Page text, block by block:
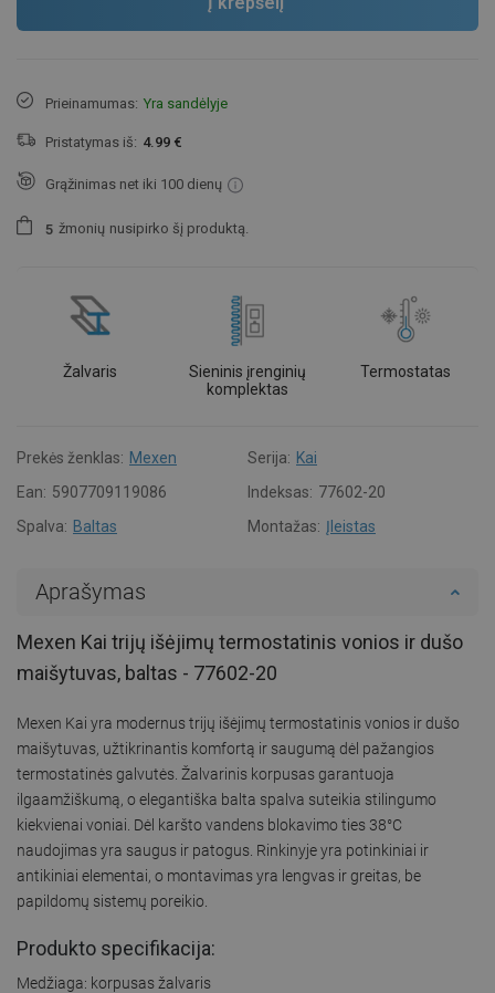
Prieinamumas: Yra sandėlyje
Pristatymas iš: 4.99 €
Grąžinimas net iki 100 dienų
5 žmonių nusipirko šį produktą.
Žalvaris
Sieninis įrenginių
komplektas
Termostatas
Prekės ženklas: Mexen Serija: Kai
Ean: 5907709119086 Indeksas: 77602-20
Spalva: Baltas Montažas: Įleistas
Aprašymas
Mexen Kai trijų išėjimų termostatinis vonios ir dušo
maišytuvas, baltas - 77602-20
Mexen Kai yra modernus trijų išėjimų termostatinis vonios ir dušo
maišytuvas, užtikrinantis komfortą ir saugumą dėl pažangios
termostatinės galvutės. Žalvarinis korpusas garantuoja
ilgaamžiškumą, o elegantiška balta spalva suteikia stilingumo
kiekvienai voniai. Dėl karšto vandens blokavimo ties 38°C
naudojimas yra saugus ir patogus. Rinkinyje yra potinkiniai ir
antikiniai elementai, o montavimas yra lengvas ir greitas, be
papildomų sistemų poreikio.
Produkto specifikacija:
Medžiaga: korpusas žalvaris